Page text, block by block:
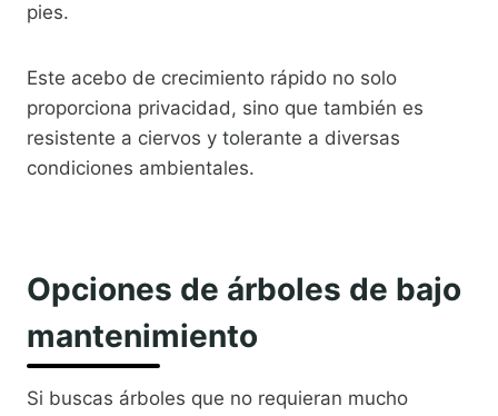
pies.
Este acebo de crecimiento rápido no solo
proporciona privacidad, sino que también es
resistente a ciervos y tolerante a diversas
condiciones ambientales.
Opciones de árboles de bajo
mantenimiento
Si buscas árboles que no requieran mucho